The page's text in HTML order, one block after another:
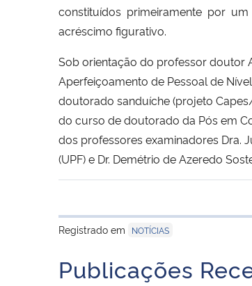
constituídos primeiramente por
acréscimo figurativo.
Sob orientação do professor doutor
Aperfeiçoamento de Pessoal de
doutorado sanduíche (projeto
do curso de doutorado da Pós em
dos professores examinadores Dra.
(UPF) e Dr. Demétrio de Azeredo
Registrado em
NOTÍCIAS
Publicações